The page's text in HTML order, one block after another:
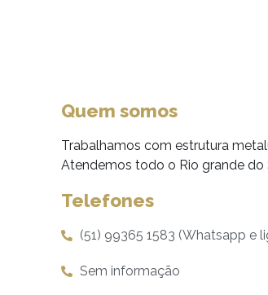
Quem somos
Trabalhamos com estrutura
Atendemos todo o Rio grande do
Telefones
(51) 99365 1583 (Whatsapp e
Sem informação